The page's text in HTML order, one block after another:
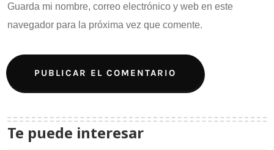
Guarda mi nombre, correo electrónico y web en este
navegador para la próxima vez que comente.
Te puede interesar